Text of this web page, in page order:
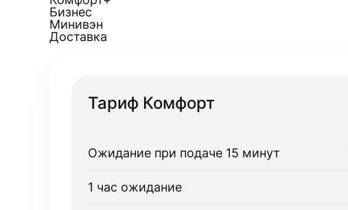
Бизнес
Минивэн
Доставка
Тариф Комфорт
Ожидание при подаче 15 минут
1 час ожидание